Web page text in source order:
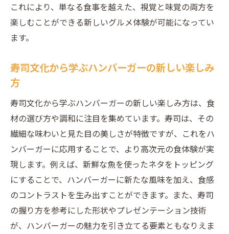
これにより、単なる食事を越えた、視覚と味覚の両方を
楽しむことができる新しいグルメ体験が可能になってい
ます。
寿司文化から学ぶハンバーガーの新しい楽しみ
方
寿司文化から学ぶハンバーガーの新しい楽しみ方は、食
材の選び方や調和に注目を集めています。寿司は、その
繊細な味わいと見た目の美しさが特徴ですが、これをハ
ンバーガーに応用することで、より高次元の食体験が実
現します。例えば、新鮮な魚を使ったネタをトッピング
にすることで、ハンバーガーに新たな風味を加え、食感
のコントラストを生み出すことができます。また、寿司
の握り方を参考にした形状やプレゼンテーション技術
が、ハンバーガーの魅力を引き立てる要素ともなりえま